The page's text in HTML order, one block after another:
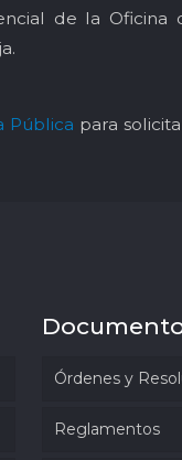
de la Oficina
Pública para
Órdenes y
Reglamentos